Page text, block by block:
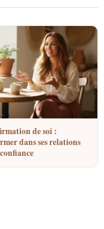
de soi :
dans ses relations